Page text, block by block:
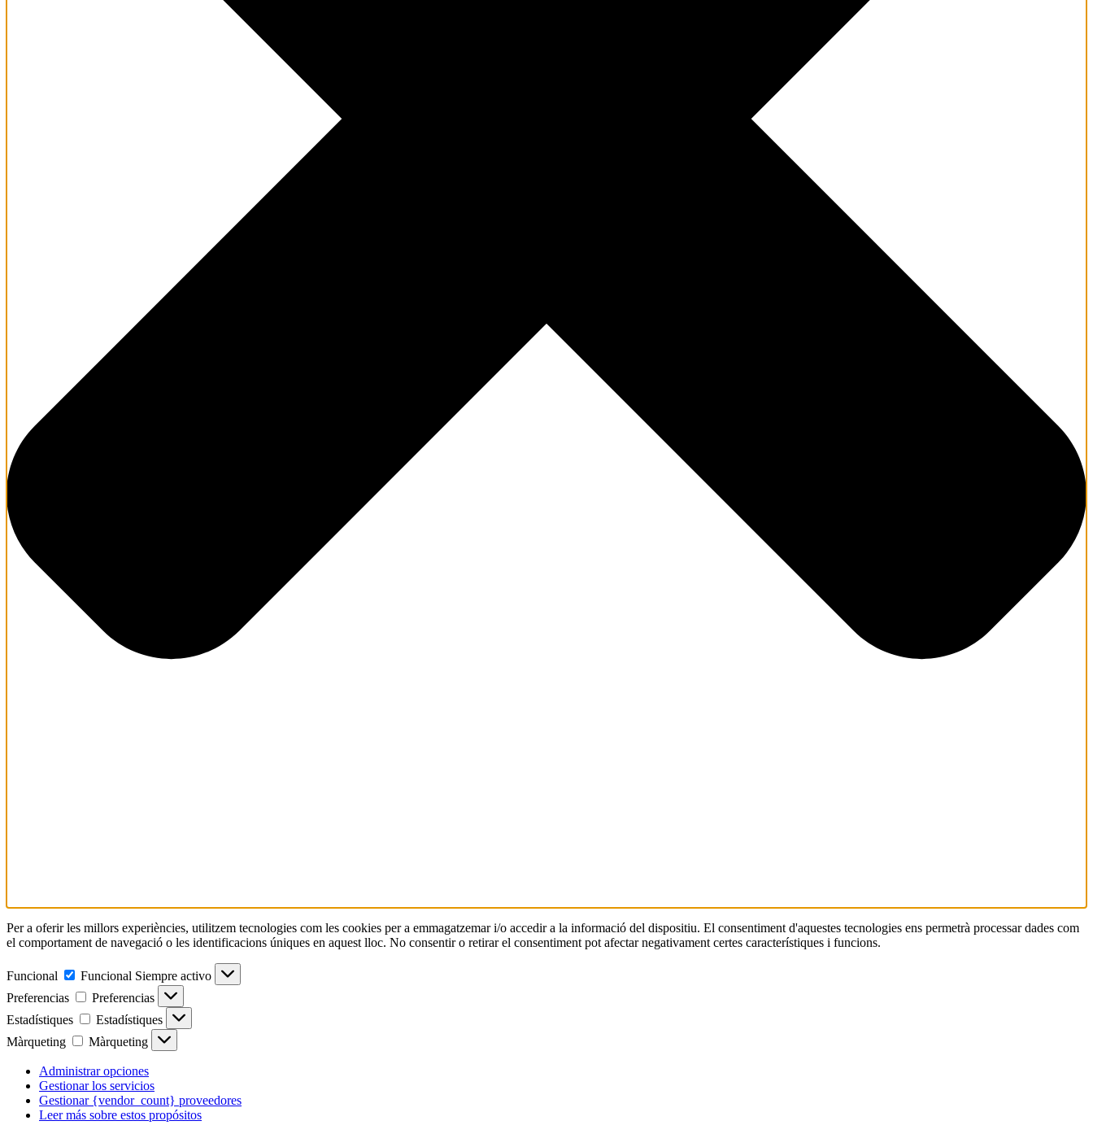
Per a oferir les millors experiències, utilitzem tecnologies com les cookies per a emmagatzemar i/o accedir a la informació del dispositiu. El consentiment d'aquestes tecnologies ens permetrà processar dades com
el comportament de navegació o les identificacions úniques en aquest lloc. No consentir o retirar el consentiment pot afectar negativament certes característiques i funcions.
Funcional Funcional Siempre activo
Preferencias
Preferencias
Estadístiques
Estadístiques
Màrqueting
Màrqueting
Administrar opciones
Gestionar los servicios
Gestionar {vendor_count} proveedores
Leer más sobre estos propósitos